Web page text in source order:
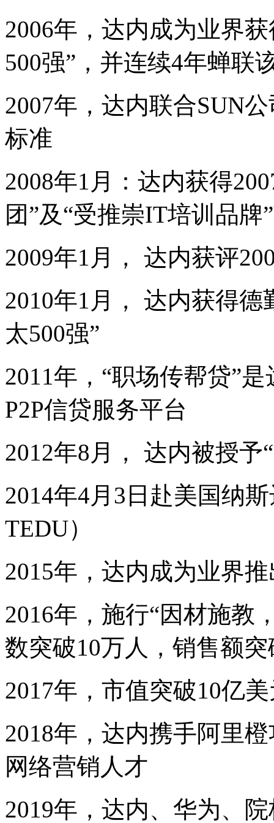
2006年，达内成为业界
500强”，并连续4年蝉联
2007年，达内联合SUN
标准
2008年1月：达内获得
团”及“受推崇IT培训品牌
2009年1月， 达内获评
2010年1月， 达内获得
太500强”
2011年，“职场传帮贷”
P2P信贷服务平台
2012年8月， 达内被授予
2014年4月3日赴美国纳
TEDU）
2015年，达内成为业界
2016年，施行“因材施教
数突破10万人，销售额突
2017年，市值突破10亿
2018年，达内携手阿里
网络营销人才
2019年，达内、华为、